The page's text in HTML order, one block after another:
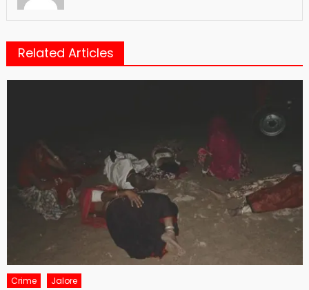
Related Articles
Crime Jalore